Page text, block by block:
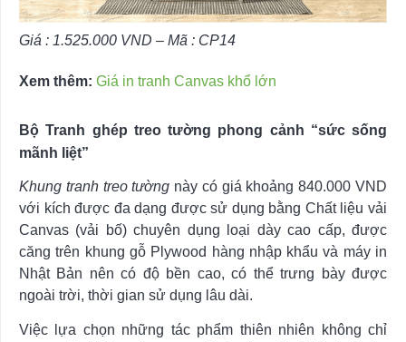
Giá : 1.525.000 VND – Mã : CP14
Xem thêm: Giá in tranh Canvas khổ lớn
Bộ Tranh ghép treo tường phong cảnh “sức sống
mãnh liệt”
Khung tranh treo tường này có giá khoảng 840.000 VND
với kích được đa dạng được sử dụng bằng Chất liệu vải
Canvas (vải bố) chuyên dụng loại dày cao cấp, được
căng trên khung gỗ Plywood hàng nhập khẩu và máy in
Nhật Bản nên có độ bền cao, có thể trưng bày được
ngoài trời, thời gian sử dụng lâu dài.
Việc lựa chọn những tác phẩm thiên nhiên không chỉ